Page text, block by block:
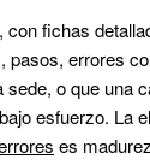
fichas
pasos, errores
o que una
esfuerzo. La
es